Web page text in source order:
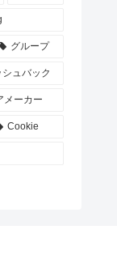
グループ
シュバック
メーカー
Cookie